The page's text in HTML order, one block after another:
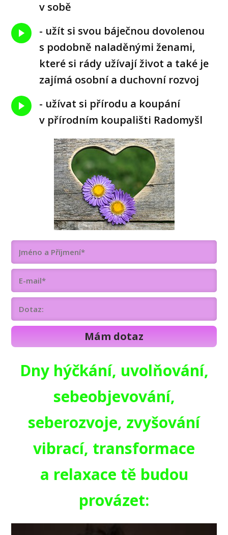
v sobě
- užít si svou báječnou dovolenou
s podobně naladěnými ženami,
které si rády užívají život a také je
zajímá osobní a duchovní rozvoj
- užívat si přírodu a koupání
v přírodním koupališti Radomyšl
Mám dotaz
Dny hýčkání, uvolňování,
sebeobjevování,
seberozvoje, zvyšování
vibrací, transformace
a relaxace tě budou
provázet: